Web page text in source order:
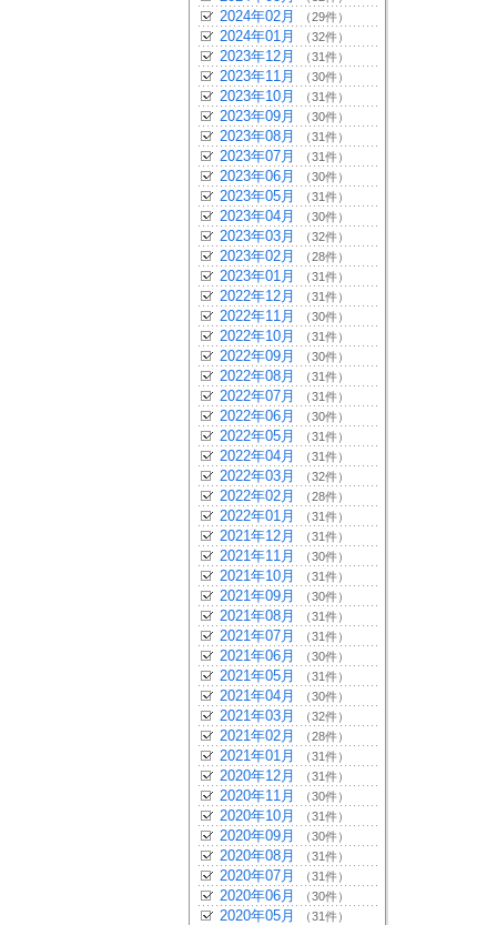
2024年02月 （29件）
2024年01月 （32件）
2023年12月 （31件）
2023年11月 （30件）
2023年10月 （31件）
2023年09月 （30件）
2023年08月 （31件）
2023年07月 （31件）
2023年06月 （30件）
2023年05月 （31件）
2023年04月 （30件）
2023年03月 （32件）
2023年02月 （28件）
2023年01月 （31件）
2022年12月 （31件）
2022年11月 （30件）
2022年10月 （31件）
2022年09月 （30件）
2022年08月 （31件）
2022年07月 （31件）
2022年06月 （30件）
2022年05月 （31件）
2022年04月 （31件）
2022年03月 （32件）
2022年02月 （28件）
2022年01月 （31件）
2021年12月 （31件）
2021年11月 （30件）
2021年10月 （31件）
2021年09月 （30件）
2021年08月 （31件）
2021年07月 （31件）
2021年06月 （30件）
2021年05月 （31件）
2021年04月 （30件）
2021年03月 （32件）
2021年02月 （28件）
2021年01月 （31件）
2020年12月 （31件）
2020年11月 （30件）
2020年10月 （31件）
2020年09月 （30件）
2020年08月 （31件）
2020年07月 （31件）
2020年06月 （30件）
2020年05月 （31件）